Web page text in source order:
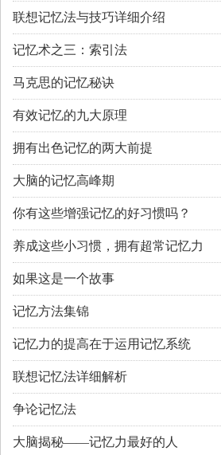
联想记忆法与技巧详细介绍
记忆术之三：索引法
马克思的记忆秘诀
有效记忆的九大原理
拥有出色记忆的两大前提
大脑的记忆高峰期
你有这些增强记忆的好习惯吗？
养成这些小习惯，拥有超常记忆力
如果这是一个故事
记忆方法集锦
记忆力的提高在于运用记忆系统
联想记忆法详细解析
争论记忆法
大脑揭秘——记忆力最好的人